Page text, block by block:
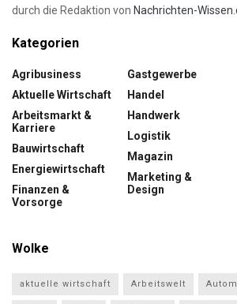
durch die Redaktion von Nachrichten-
Kategorien
Agribusiness
Aktuelle Wirtschaft
Arbeitsmarkt &
Karriere
Bauwirtschaft
Energiewirtschaft
Finanzen &
Vorsorge
Gastgewerbe
Handel
Handwerk
Logistik
Magazin
Marketing &
Design
Wolke
aktuelle wirtschaft Arbeitswelt